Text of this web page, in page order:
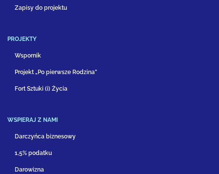
Zapisy do projektu
PROJEKTY
Wspornik
Projekt „Po pierwsze Rodzina”
Fort Sztuki (i) Życia
WSPIERAJ Z NAMI
Darczyńca biznesowy
1,5% podatku
Darowizna